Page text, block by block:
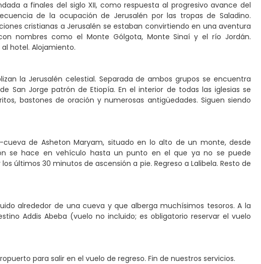
a finales del siglo XII, como respuesta al progresivo avance del
de la ocupación de Jerusalén por las tropas de Saladino.
cristianas a Jerusalén se estaban convirtiendo en una aventura
nombres como el Monte Gólgota, Monte Sinaí y el río Jordán.
hotel. Alojamiento.
la Jerusalén celestial. Separada de ambos grupos se encuentra
San Jorge patrón de Etiopía. En el interior de todas las iglesias se
bastones de oración y numerosas antigüedades. Siguen siendo
de Asheton Maryam, situado en lo alto de un monte, desde
se hace en vehículo hasta un punto en el que ya no se puede
últimos 30 minutos de ascensión a pie. Regreso a Lalibela. Resto de
alrededor de una cueva y que alberga muchísimos tesoros. A la
Addis Abeba (vuelo no incluido; es obligatorio reservar el vuelo
para salir en el vuelo de regreso. Fin de nuestros servicios.